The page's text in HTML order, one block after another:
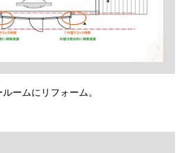
ームにリフォーム。